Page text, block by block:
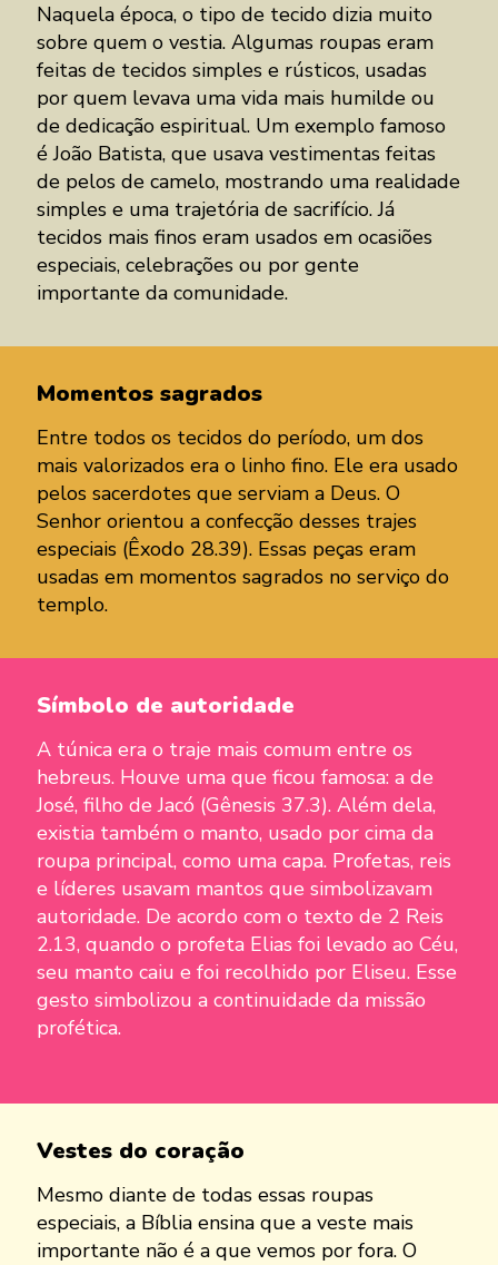
Naquela época, o tipo de tecido dizia muito
sobre quem o vestia. Algumas roupas eram
feitas de tecidos simples e rústicos, usadas
por quem levava uma vida mais humilde ou
de dedicação espiritual. Um exemplo famoso
é João Batista, que usava vestimentas feitas
de pelos de camelo, mostrando uma realidade
simples e uma trajetória de sacrifício. Já
tecidos mais finos eram usados em ocasiões
especiais, celebrações ou por gente
importante da comunidade.
Momentos sagrados
Entre todos os tecidos do período, um dos
mais valorizados era o linho fino. Ele era usado
pelos sacerdotes que serviam a Deus. O
Senhor orientou a confecção desses trajes
especiais (Êxodo 28.39). Essas peças eram
usadas em momentos sagrados no serviço do
templo.
Símbolo de autoridade
A túnica era o traje mais comum entre os
hebreus. Houve uma que ficou famosa: a de
José, filho de Jacó (Gênesis 37.3). Além dela,
existia também o manto, usado por cima da
roupa principal, como uma capa. Profetas, reis
e líderes usavam mantos que simbolizavam
autoridade. De acordo com o texto de 2 Reis
2.13, quando o profeta Elias foi levado ao Céu,
seu manto caiu e foi recolhido por Eliseu. Esse
gesto simbolizou a continuidade da missão
profética.
Vestes do coração
Mesmo diante de todas essas roupas
especiais, a Bíblia ensina que a veste mais
importante não é a que vemos por fora. O